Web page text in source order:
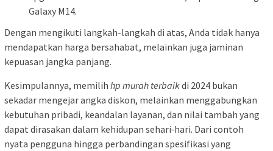
Galaxy M14.
Dengan mengikuti langkah-langkah di atas, Anda tidak hanya
mendapatkan harga bersahabat, melainkan juga jaminan
kepuasan jangka panjang.
Kesimpulannya, memilih hp murah terbaikdi 2024 bukan
sekadar mengejar angka diskon, melainkan menggabungkan
kebutuhan pribadi, keandalan layanan, dan nilai tambah yang
dapat dirasakan dalam kehidupan sehari‑hari. Dari contoh
nyata pengguna hingga perbandingan spesifikasi yang